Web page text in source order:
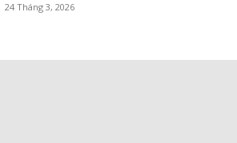
24 Tháng 3, 2026